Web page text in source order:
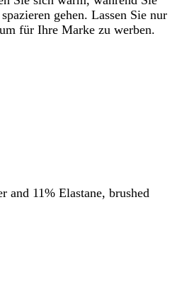
gehen. Lassen Sie nur
für Ihre Marke zu werben.
and 11% Elastane, brushed